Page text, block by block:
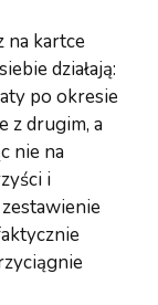
na kartce
działają:
po okresie
z drugim, a
nie na
i